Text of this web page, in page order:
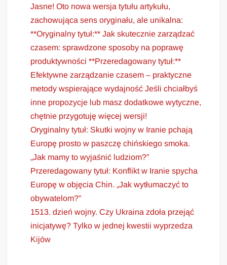
Jasne! Oto nowa wersja tytułu artykułu,
zachowująca sens oryginału, ale unikalna:
**Oryginalny tytuł:** Jak skutecznie zarządzać
czasem: sprawdzone sposoby na poprawę
produktywności **Przeredagowany tytuł:**
Efektywne zarządzanie czasem – praktyczne
metody wspierające wydajność Jeśli chciałbyś
inne propozycje lub masz dodatkowe wytyczne,
chętnie przygotuję więcej wersji!
Oryginalny tytuł: Skutki wojny w Iranie pchają
Europę prosto w paszczę chińskiego smoka.
„Jak mamy to wyjaśnić ludziom?”
Przeredagowany tytuł: Konflikt w Iranie spycha
Europę w objęcia Chin. „Jak wytłumaczyć to
obywatelom?”
1513. dzień wojny. Czy Ukraina zdoła przejąć
inicjatywę? Tylko w jednej kwestii wyprzedza
Kijów